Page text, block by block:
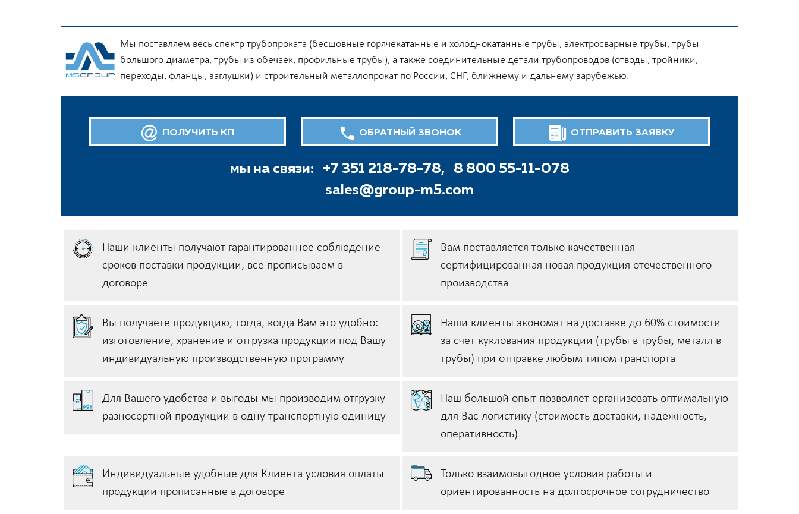
Мы поставляем весь спектр трубопроката (бесшовные горячекатанные и холоднокатанные трубы, электросварные трубы, трубы
большого диаметра, трубы из обечаек, профильные трубы), а также соединительные детали трубопроводов (отводы, тройники,
переходы, фланцы, заглушки) и строительный металлопрокат по России, СНГ, ближнему и дальнему зарубежью.
ПОЛУЧИТЬ КП ОБРАТНЫЙ ЗВОНОК ОТПРАВИТЬ ЗАЯВКУ
мы на связи: +7 351 218-78-78,
8 800 55-11-078
sales@group-m5.com
Наши клиенты получают гарантированное соблюдение
сроков поставки продукции, всe прописываем в
договоре
Вам поставляется только качественная
сертифицированная новая продукция отечественного
производства
Вы получаете продукцию, тогда, когда Вам это удобно:
изготовление, хранение и отгрузка продукции под Вашу
индивидуальную производственную программу
Наши клиенты экономят на доставке до 60% стоимости
за счет куклования продукции (трубы в трубы, металл в
трубы) при отправке любым типом транспорта
Для Вашего удобства и выгоды мы производим отгрузку
разносортной продукции в одну транспортную единицу
Наш большой опыт позволяет организовать оптимальную
для Вас логистику (стоимость доставки, надежность,
оперативность)
Индивидуальные удобные для Клиента условия оплаты
продукции прописанные в договоре
Только взаимовыгодное условия работы и
ориентированность на долгосрочное сотрудничество